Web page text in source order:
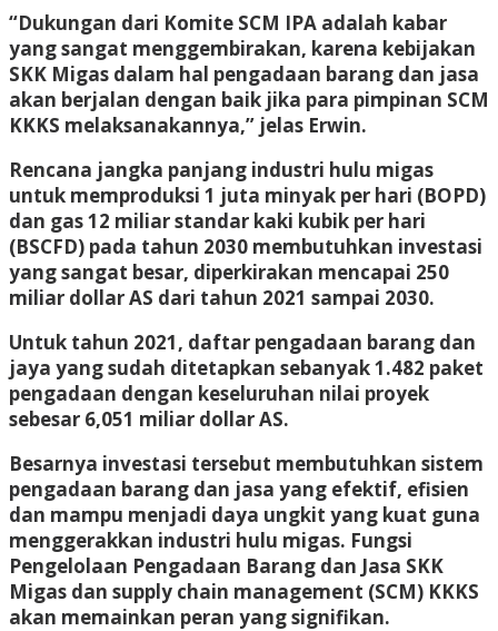
“Dukungan dari Komite SCM IPA adalah kabar
yang sangat menggembirakan, karena kebijakan
SKK Migas dalam hal pengadaan barang dan jasa
akan berjalan dengan baik jika para pimpinan SCM
KKKS melaksanakannya,” jelas Erwin.
Rencana jangka panjang industri hulu migas
untuk memproduksi 1 juta minyak per hari (BOPD)
dan gas 12 miliar standar kaki kubik per hari
(BSCFD) pada tahun 2030 membutuhkan investasi
yang sangat besar, diperkirakan mencapai 250
miliar dollar AS dari tahun 2021 sampai 2030.
Untuk tahun 2021, daftar pengadaan barang dan
jaya yang sudah ditetapkan sebanyak 1.482 paket
pengadaan dengan keseluruhan nilai proyek
sebesar 6,051 miliar dollar AS.
Besarnya investasi tersebut membutuhkan sistem
pengadaan barang dan jasa yang efektif, efisien
dan mampu menjadi daya ungkit yang kuat guna
menggerakkan industri hulu migas. Fungsi
Pengelolaan Pengadaan Barang dan Jasa SKK
Migas dan supply chain management (SCM) KKKS
akan memainkan peran yang signifikan.